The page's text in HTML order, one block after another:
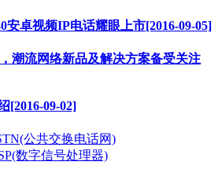
安卓视频IP电话耀眼上市[2016-09-05]
潮流网络新品及解决方案备受关注
[2016-09-02]
公共交换电话网)
数字信号处理器)